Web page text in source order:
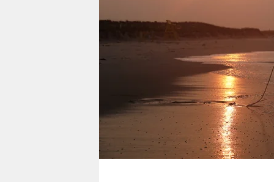
verlag
veranstaltungen
unterstützen
genossenschaft